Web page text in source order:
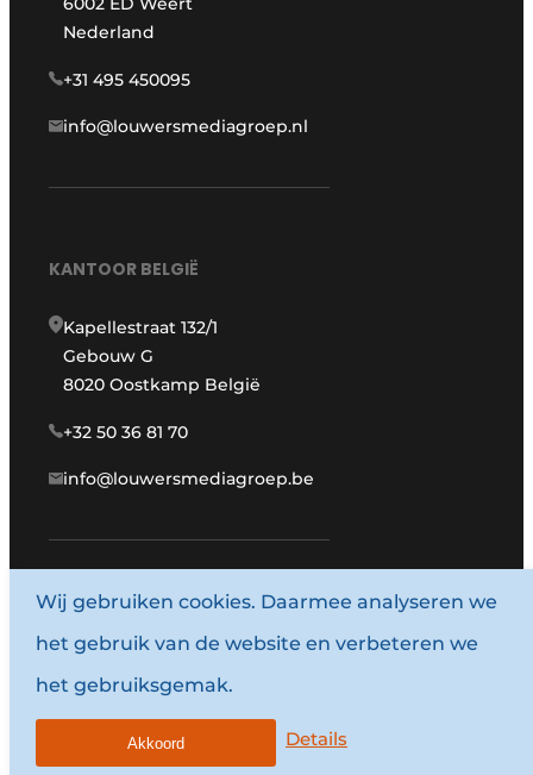
Nederland
+31 495 450095
info@louwersmediagroep.nl
KANTOOR BELGIË
Kapellestraat 132/1
Gebouw G
8020 Oostkamp België
+32 50 36 81 70
info@louwersmediagroep.be
www.louwersmediagroep.com
© 1987 - 2026 Louwersmediagroep.
Algemene voorwaarden
Wij gebruiken cookies. Daarmee analyseren we
het gebruik van de website en verbeteren we
het gebruiksgemak.
Details
Akkoord